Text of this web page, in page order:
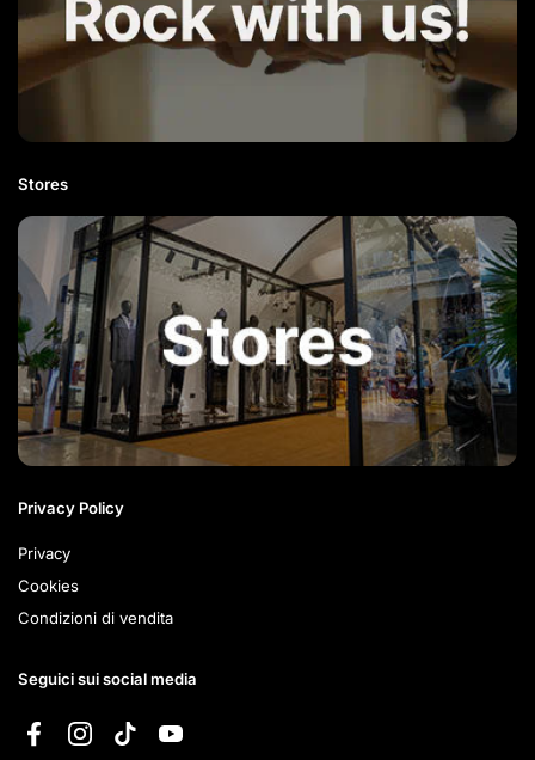
Stores
Privacy Policy
Privacy
Cookies
Condizioni di vendita
Seguici sui social media
FacebookInstagramTikTokYouTube